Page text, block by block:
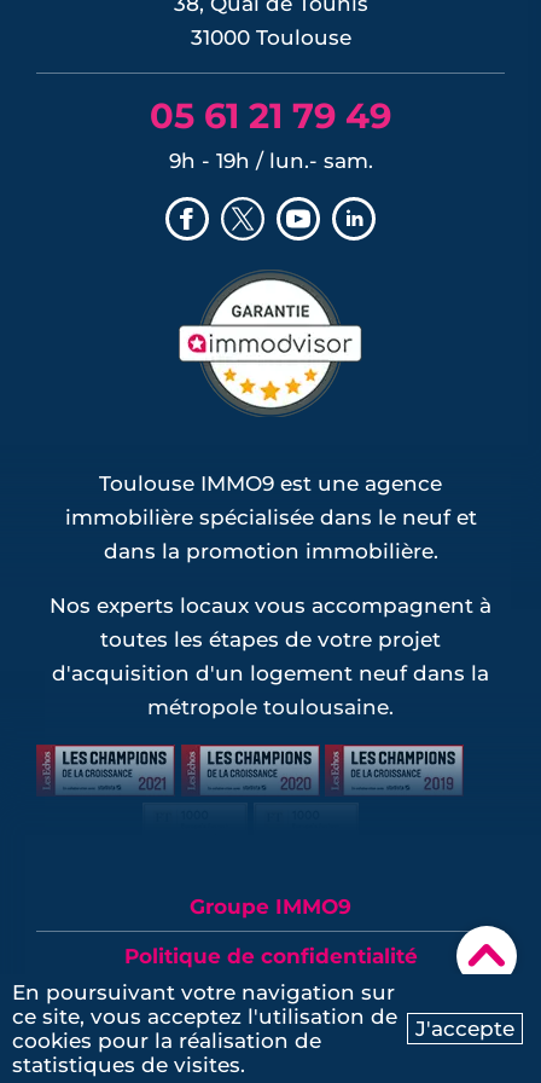
Ma recherche Contactez-nous
▾
31000 Toulouse
05 61 21 79 49
9h - 19h / lun.- sam.
Toulouse IMMO9 est une agence
immobilière spécialisée dans le neuf et
dans la promotion immobilière.
Nos experts locaux vous accompagnent à
toutes les étapes de votre projet
d'acquisition d'un logement neuf dans la
métropole toulousaine.
Groupe IMMO9
Politique de confidentialité
Mentions légales
Plan du site
En poursuivant votre navigation sur
ce site, vous acceptez l'utilisation de
cookies pour la réalisation de
statistiques de visites.
J'accepte